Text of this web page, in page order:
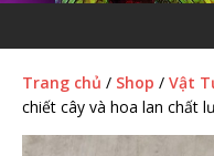
Trang chủ / Shop / Vật
chiết cây và hoa lan chất